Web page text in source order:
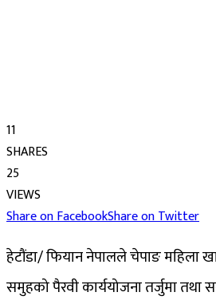
11
SHARES
25
VIEWS
Share on FacebookShare on Twitter
हेटौंडा/ फियान नेपालले चेपाङ महिला
समुहको पैरवी कार्ययोजना तर्जुमा तथा